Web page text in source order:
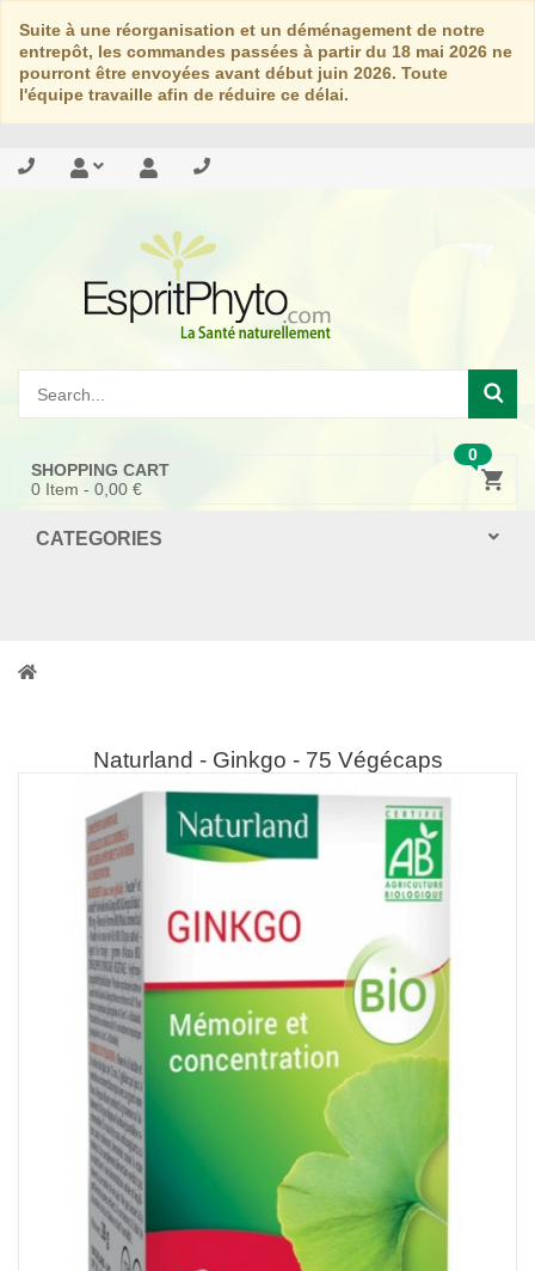
Suite à une réorganisation et un déménagement de notre
entrepôt, les commandes passées à partir du 18 mai 2026 ne
pourront être envoyées avant début juin 2026. Toute
l'équipe travaille afin de réduire ce délai.
0
SHOPPING CART
0 Item - 0,00 €
CATEGORIES
Naturland - Ginkgo - 75 Végécaps